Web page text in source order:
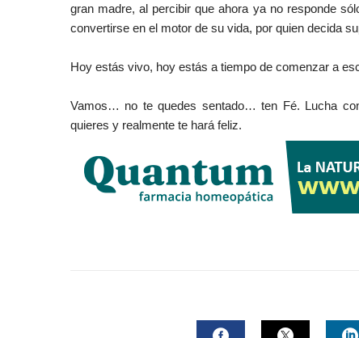
gran madre, al percibir que ahora ya no responde
convertirse en el motor de su vida, por quien decida
Hoy estás vivo, hoy estás a tiempo de comenzar a
Vamos… no te quedes sentado… ten Fé. Lucha
quieres y realmente te hará feliz.